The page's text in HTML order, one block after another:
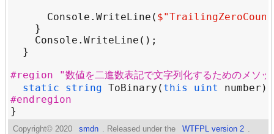
Console . WriteLine ( $"
Console . WriteLine
#region "数値を二進数表記で文字列化するためのメソ
static
string ToBinary ( this uint number )
#endregion
Copyright© 2020 smdn . Released under the WTFPL version 2